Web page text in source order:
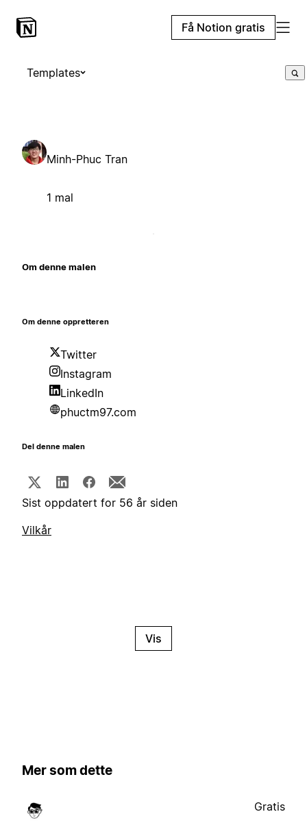
Få Notion gratis
Templates
Minh-Phuc Tran
1 mal
Om denne malen
Om denne oppretteren
Twitter
Instagram
LinkedIn
phuctm97.com
Del denne malen
Sist oppdatert for 56 år siden
Vilkår
Vis
Mer som dette
Gratis